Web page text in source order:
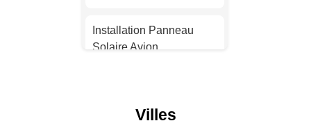
Solaire Strasbourg
Installation Panneau
Installation Panneau
Solaire Avion
Villes